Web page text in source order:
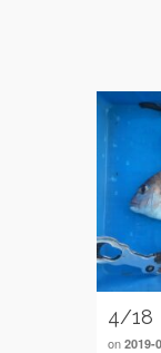
4/18
on 2019-